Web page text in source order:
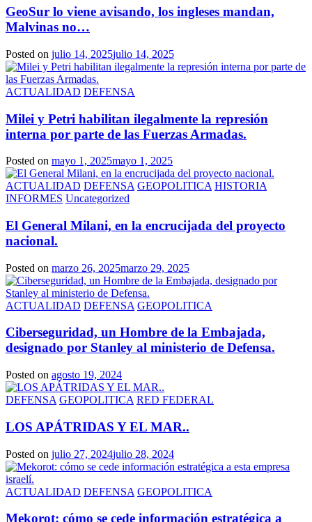
GeoSur lo viene avisando, los ingleses mandan,
Malvinas no…
Posted on julio 14, 2025julio 14, 2025
ACTUALIDAD DEFENSA
Milei y Petri habilitan ilegalmente la represión
interna por parte de las Fuerzas Armadas.
Posted on mayo 1, 2025mayo 1, 2025
ACTUALIDAD DEFENSA GEOPOLITICA HISTORIA
INFORMES Uncategorized
El General Milani, en la encrucijada del proyecto
nacional.
Posted on marzo 26, 2025marzo 29, 2025
ACTUALIDAD DEFENSA GEOPOLITICA
Ciberseguridad, un Hombre de la Embajada,
designado por Stanley al ministerio de Defensa.
Posted on agosto 19, 2024
DEFENSA GEOPOLITICA RED FEDERAL
LOS APÁTRIDAS Y EL MAR..
Posted on julio 27, 2024julio 28, 2024
ACTUALIDAD DEFENSA GEOPOLITICA
Mekorot: cómo se cede información estratégica a